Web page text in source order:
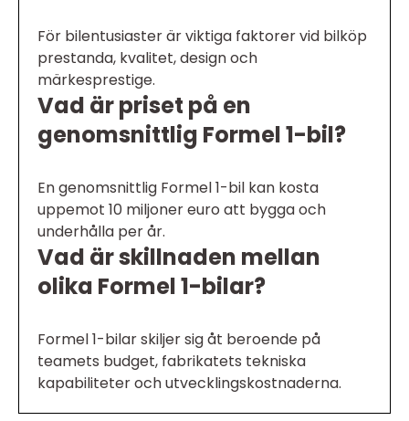
För bilentusiaster är viktiga faktorer vid bilköp
prestanda, kvalitet, design och
märkesprestige.
Vad är priset på en
genomsnittlig Formel 1-bil?
En genomsnittlig Formel 1-bil kan kosta
uppemot 10 miljoner euro att bygga och
underhålla per år.
Vad är skillnaden mellan
olika Formel 1-bilar?
Formel 1-bilar skiljer sig åt beroende på
teamets budget, fabrikatets tekniska
kapabiliteter och utvecklingskostnaderna.